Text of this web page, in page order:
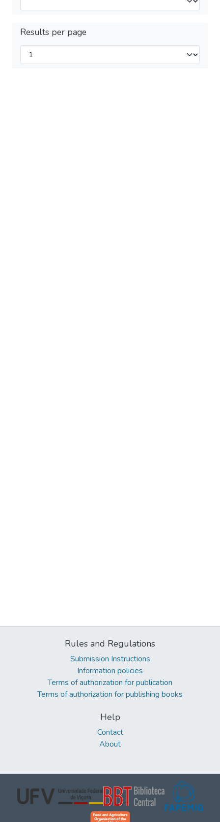
Results per page
Rules and Regulations
Submission Instructions
Information policies
Terms of authorization for publication
Terms of authorization for publishing books
Help
Contact
About